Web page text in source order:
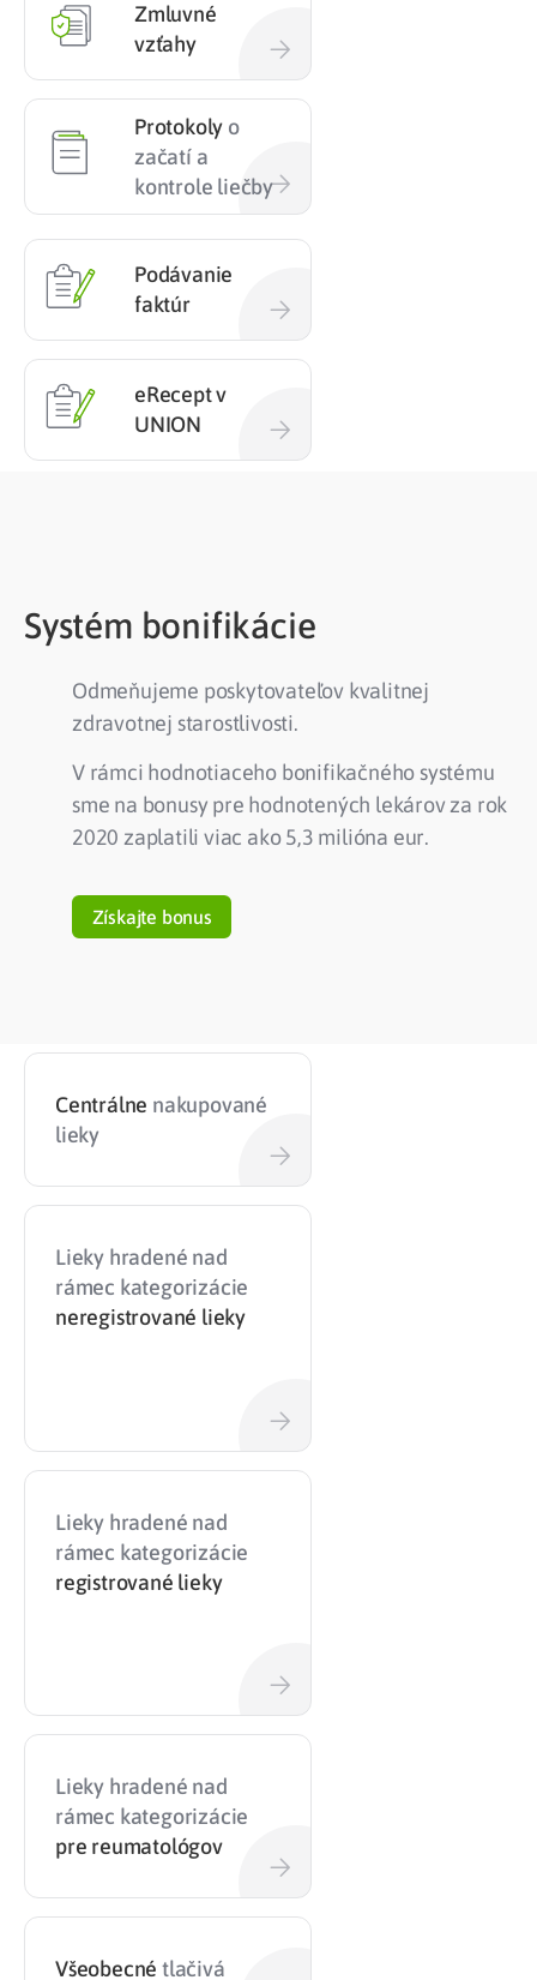
Zmluvné
vzťahy
Protokoly o
začatí a
kontrole liečby
Podávanie
faktúr
eRecept v
UNION
Systém bonifikácie
Odmeňujeme poskytovateľov kvalitnej
zdravotnej starostlivosti.
V rámci hodnotiaceho bonifikačného systému
sme na bonusy pre hodnotených lekárov za rok
2020 zaplatili viac ako 5,3 milióna eur.
Získajte bonus
Centrálne nakupované
lieky
Lieky hradené nad
rámec kategorizácie
neregistrované lieky
Lieky hradené nad
rámec kategorizácie
registrované lieky
Lieky hradené nad
rámec kategorizácie
pre reumatológov
Všeobecné tlačivá